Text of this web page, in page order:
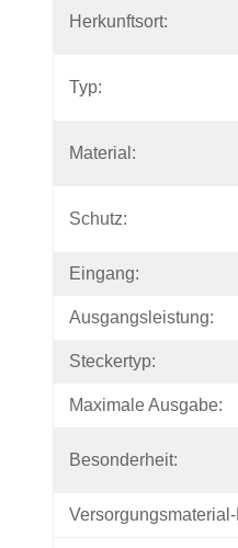
Herkunftsort:
Typ:
Material:
Schutz:
Eingang:
Ausgangsleistung:
Steckertyp:
Maximale Ausgabe:
Besonderheit: